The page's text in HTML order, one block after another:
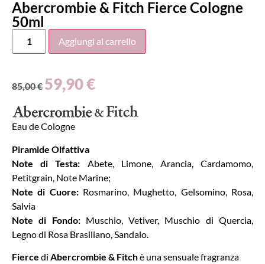
Abercrombie & Fitch Fierce Cologne
50ml
Aggiungi al carrello
85,00€ 59,90€
Eau de Cologne
Piramide Olfattiva
Note di Testa: Abete, Limone, Arancia, Cardamomo,
Petitgrain, Note Marine;
Note di Cuore: Rosmarino, Mughetto, Gelsomino, Rosa,
Salvia
Note di Fondo: Muschio, Vetiver, Muschio di Quercia,
Legno di Rosa Brasiliano, Sandalo.
Fierce di Abercrombie & Fitchè una sensuale fragranza